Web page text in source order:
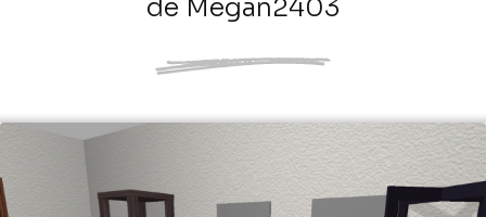
de Megan2403